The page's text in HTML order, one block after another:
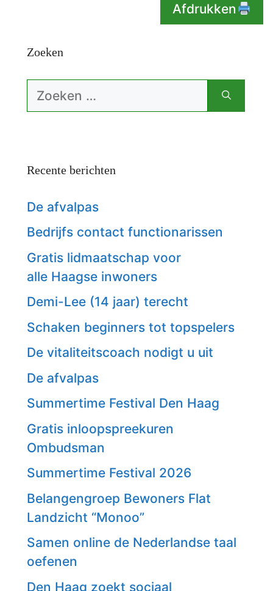
Afdrukken
Zoeken
Zoek
Recente berichten
De afvalpas
Bedrijfs contact functionarissen
Gratis lidmaatschap voor
alle Haagse inwoners
Demi-Lee (14 jaar) terecht
Schaken beginners tot topspelers
De vitaliteitscoach nodigt u uit
De afvalpas
Summertime Festival Den Haag
Gratis inloopspreekuren
Ombudsman
Summertime Festival 2026
Belangengroep Bewoners Flat
Landzicht “Monoo”
Samen online de Nederlandse taal
oefenen
Den Haag zoekt sociaal